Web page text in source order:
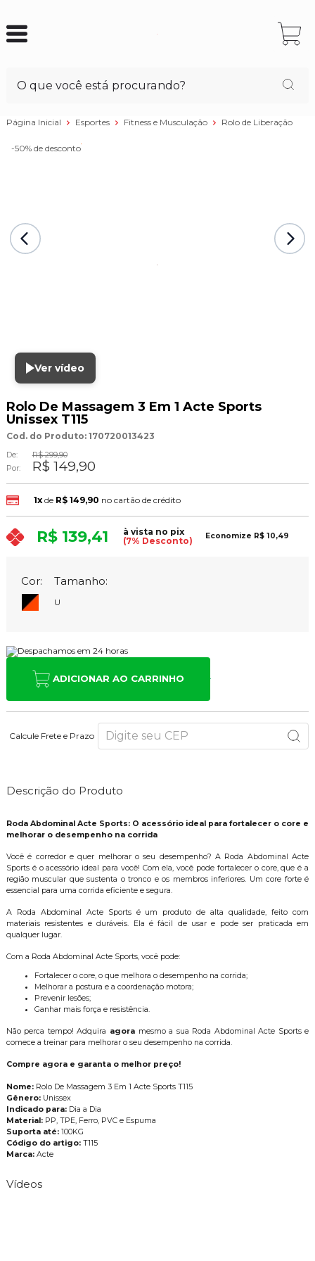
Página Inicial Esportes Fitness e Musculação Rolo de Liberação
-50% de desconto
Ver vídeo
Rolo De Massagem 3 Em 1 Acte Sports
Unissex T115
Cod. do Produto: 170720013423
De:
R$ 299,90
Por:
R$ 149,90
1xde R$ 149,90 no cartão de crédito
R$ 139,41
à vista no pix
(7% Desconto)
Economize R$ 10,49
Cor: Tamanho:
U
ADICIONAR AO CARRINHO
Calcule Frete e Prazo
Descrição do Produto
Roda Abdominal Acte Sports: O acessório ideal para fortalecer o core e
melhorar o desempenho na corrida
Você é corredor e quer melhorar o seu desempenho? A Roda Abdominal Acte
Sports é o acessório ideal para você! Com ela, você pode fortalecer o core, que é a
região muscular que sustenta o tronco e os membros inferiores. Um core forte é
essencial para uma corrida eficiente e segura.
A Roda Abdominal Acte Sports é um produto de alta qualidade, feito com
materiais resistentes e duráveis. Ela é fácil de usar e pode ser praticada em
qualquer lugar.
Com a Roda Abdominal Acte Sports, você pode:
Fortalecer o core, o que melhora o desempenho na corrida;
Melhorar a postura e a coordenação motora;
Prevenir lesões;
Ganhar mais força e resistência.
Não perca tempo! Adquira agora mesmo a sua Roda Abdominal Acte Sports e
comece a treinar para melhorar o seu desempenho na corrida.
Compre agora e garanta o melhor preço!
Nome:Rolo De Massagem 3 Em 1 Acte Sports T115
Gênero:Unissex
Indicado para:Dia a Dia
Material: PP, TPE, Ferro, PVC e Espuma
Suporta até:100KG
Código do artigo:T115
Marca:Acte
Vídeos